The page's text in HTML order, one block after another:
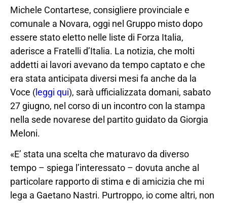
Michele Contartese, consigliere provinciale e
comunale a Novara, oggi nel Gruppo misto dopo
essere stato eletto nelle liste di Forza Italia,
aderisce a Fratelli d’Italia. La notizia, che molti
addetti ai lavori avevano da tempo captato e che
era stata anticipata diversi mesi fa anche da la
Voce (leggi qui), sarà ufficializzata domani, sabato
27 giugno, nel corso di un incontro con la stampa
nella sede novarese del partito guidato da Giorgia
Meloni.
«E’ stata una scelta che maturavo da diverso
tempo – spiega l’interessato – dovuta anche al
particolare rapporto di stima e di amicizia che mi
lega a Gaetano Nastri. Purtroppo, io come altri, non